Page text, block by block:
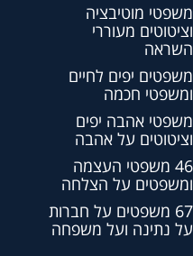
משפטי מוטיבציה
וציטוטים מעוררי
השראה
משפטים יפים לחיים
ומשפטי חכמה
משפטי אהבה יפים
וציטוטים על אהבה
46 משפטי העצמה
ומשפטים על הצלחה
67 משפטים על חברות
על נתינה ועל משפחה